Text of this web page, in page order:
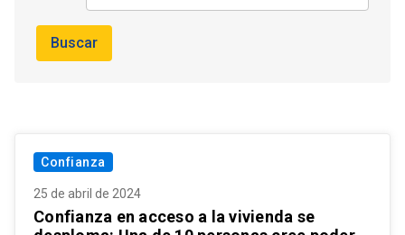
Buscar
Confianza
25 de abril de 2024
Confianza en acceso a la vivienda se